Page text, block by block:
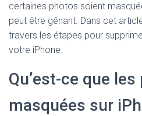
certaines photos soient
peut être gênant. Dans cet
travers les étapes pour
votre iPhone.
Qu’est-ce que
masquées sur